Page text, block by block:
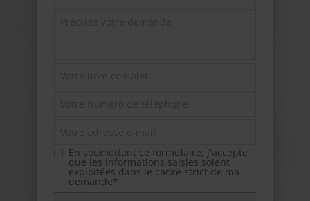
En soumettant ce formulaire, j'accepte
que les informations saisies soient
exploitées dans le cadre strict de ma
demande*